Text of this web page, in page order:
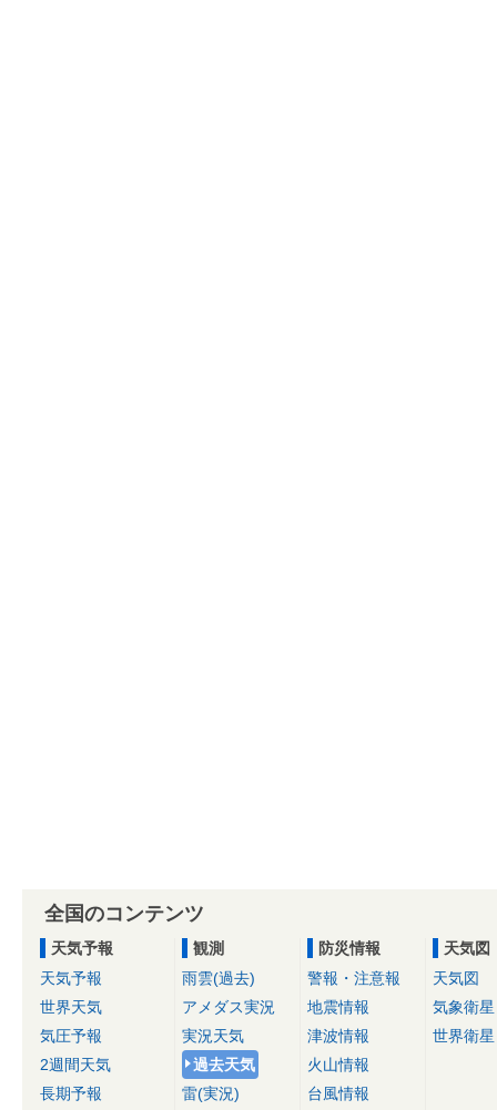
全国のコンテンツ
天気予報
天気予報
世界天気
気圧予報
2週間天気
長期予報
観測
雨雲(過去)
アメダス実況
実況天気
過去天気
雷(実況)
防災情報
警報・注意報
地震情報
津波情報
火山情報
台風情報
天気図
天気図
気象衛星
世界衛星